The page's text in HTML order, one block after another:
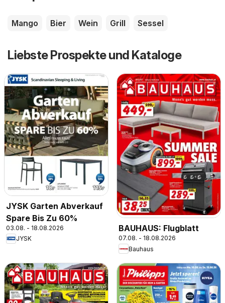
Mango Bier Wein Grill Sessel
Liebste Prospekte und Kataloge
JYSK Garten Abverkauf
Spare Bis Zu 60%
03.08. - 18.08.2026
JYSK
BAUHAUS: Flugblatt
07.08. - 18.08.2026
Bauhaus